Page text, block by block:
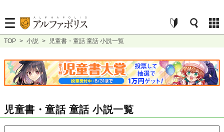
TOP > 小説 > 児童書・童話 童話 小説一覧
児童書・童話 童話 小説一覧